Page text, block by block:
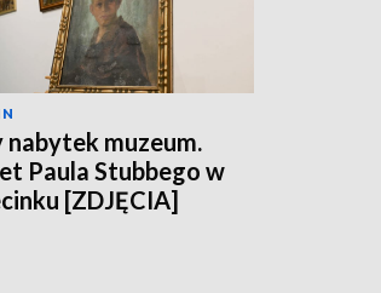
nabytek muzeum.
Paula Stubbego w
[ZDJĘCIA]